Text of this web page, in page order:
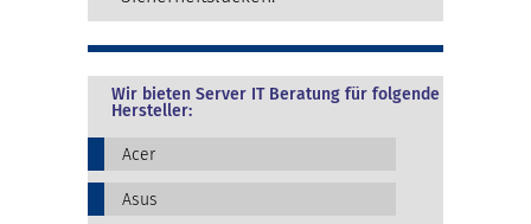
Wir bieten Server IT Beratung für folgende
Hersteller:
Acer
Asus